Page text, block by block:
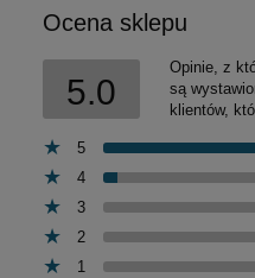
Ocena sklepu
5.0
Opinie, z
są
klientów,
5
4
3
2
1